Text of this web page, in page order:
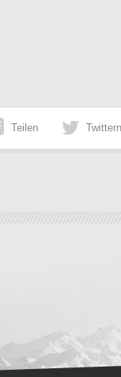
Teilen Twittern